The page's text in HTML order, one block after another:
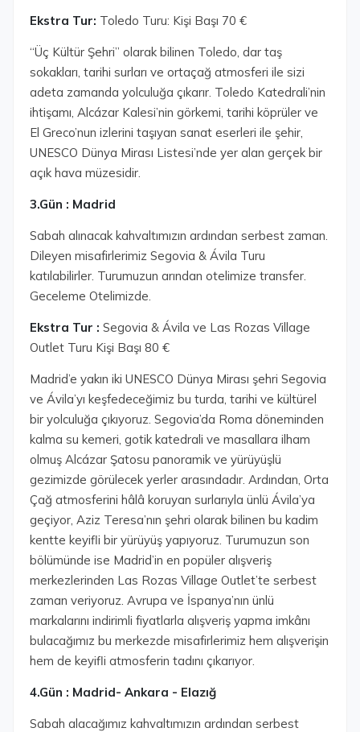
Ekstra Tur: Toledo Turu: Kişi Başı 70 €
“Üç Kültür Şehri” olarak bilinen Toledo, dar taş
sokakları, tarihi surları ve ortaçağ atmosferi ile sizi
adeta zamanda yolculuğa çıkarır. Toledo Katedrali’nin
ihtişamı, Alcázar Kalesi’nin görkemi, tarihi köprüler ve
El Greco’nun izlerini taşıyan sanat eserleri ile şehir,
UNESCO Dünya Mirası Listesi’nde yer alan gerçek bir
açık hava müzesidir.
3.Gün : Madrid
Sabah alınacak kahvaltımızın ardından serbest zaman.
Dileyen misafirlerimiz Segovia & Ávila Turu
katılabilirler. Turumuzun arından otelimize transfer.
Geceleme Otelimizde.
Ekstra Tur : Segovia & Ávila ve Las Rozas Village
Outlet Turu Kişi Başı 80 €
Madrid’e yakın iki UNESCO Dünya Mirası şehri Segovia
ve Ávila’yı keşfedeceğimiz bu turda, tarihi ve kültürel
bir yolculuğa çıkıyoruz. Segovia’da Roma döneminden
kalma su kemeri, gotik katedrali ve masallara ilham
olmuş Alcázar Şatosu panoramik ve yürüyüşlü
gezimizde görülecek yerler arasındadır. Ardından, Orta
Çağ atmosferini hâlâ koruyan surlarıyla ünlü Ávila’ya
geçiyor, Aziz Teresa’nın şehri olarak bilinen bu kadim
kentte keyifli bir yürüyüş yapıyoruz. Turumuzun son
bölümünde ise Madrid’in en popüler alışveriş
merkezlerinden Las Rozas Village Outlet’te serbest
zaman veriyoruz. Avrupa ve İspanya’nın ünlü
markalarını indirimli fiyatlarla alışveriş yapma imkânı
bulacağımız bu merkezde misafirlerimiz hem alışverişin
hem de keyifli atmosferin tadını çıkarıyor.
4.Gün : Madrid- Ankara - Elazığ
Sabah alacağımız kahvaltımızın ardından serbest